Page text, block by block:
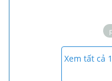
Xem tất cả